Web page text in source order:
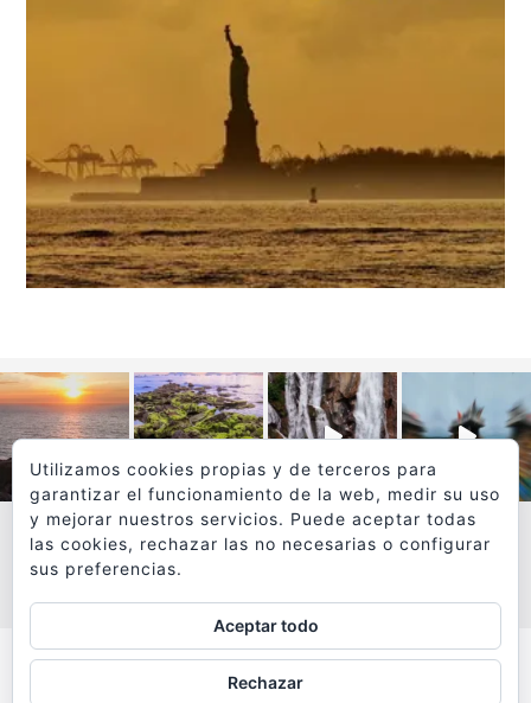
VER MÁS
Todos los textos y fotografías de
Utilizamos cookies propias y de terceros para
garantizar el funcionamiento de la web, medir su uso
y mejorar nuestros servicios. Puede aceptar todas
las cookies, rechazar las no necesarias o configurar
sus preferencias.
Aceptar todo
Rechazar